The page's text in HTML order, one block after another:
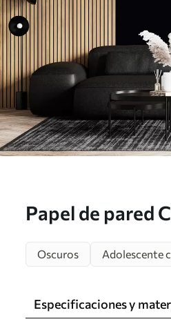
Papel de pared
Oscuros Adolescente
Especificaciones y